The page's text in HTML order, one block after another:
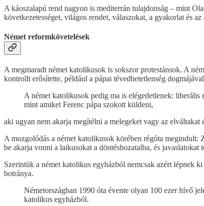
A káoszalapú rend nagyon is mediterrán tulajdonság – mint
következetességet, világos rendet, válaszokat, a gyakorlat és
Német reformkövetelések
A megmaradt német katolikusok is sokszor protestánsok. A
kontrollt erősítette, például a pápai tévedhetetlenség
A német katolikusok pedig ma is elégedetlenek:
mint amiket Ferenc pápa szokott küldeni,
aki ugyan nem akarja megítélni a melegeket vagy az elváltakat
A mozgolódás a német katolikusok körében régóta
be akarja vonni a laikusokat a döntéshozatalba, és
Szerintük a német katolikus egyházból nemcsak azért lépnek
botránya.
Németországban 1990 óta évente olyan 100 ezer hívő
katolikus egyházból.